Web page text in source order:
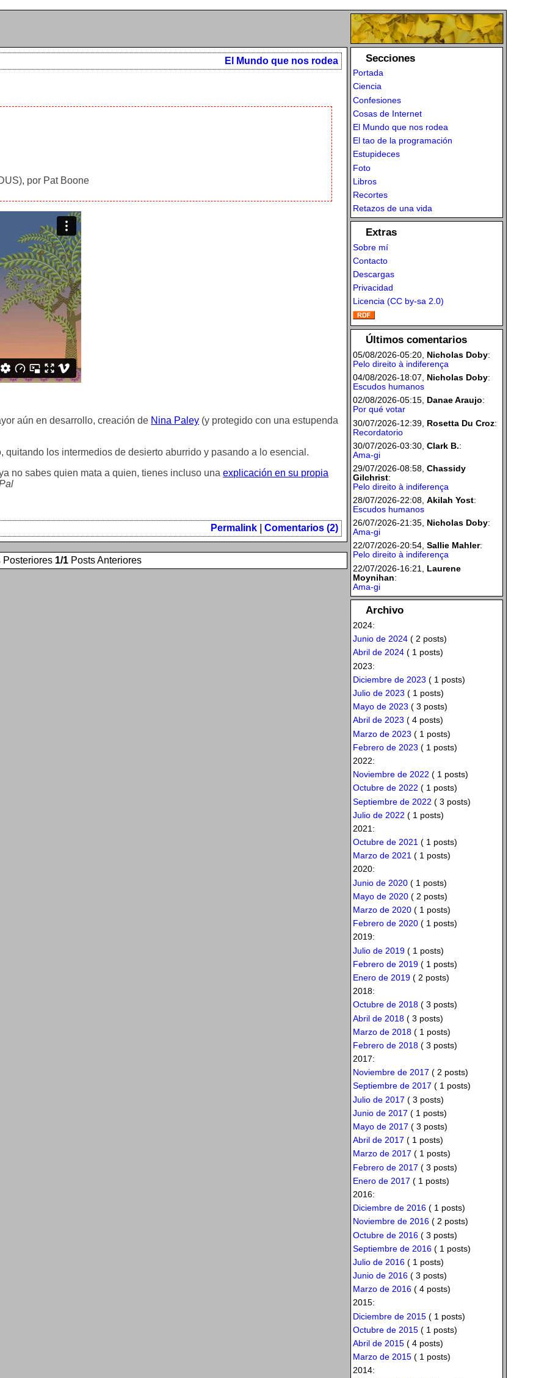
El Mundo que nos rodea
por Pat Boone
aún en desarrollo, creación de Nina Paley (y protegido con una estupenda
quitando los intermedios de desierto aburrido y pasando a lo esencial.
no sabes quien mata a quien, tienes incluso unaexplicación en su propia
Permalink Comentarios (2)
Posteriores 1/1 Posts Anteriores
Secciones
Portada
Ciencia
Confesiones
Cosas de Internet
El Mundo que nos rodea
El tao de la programación
Estupideces
Foto
Libros
Recortes
Retazos de una vida
Extras
Sobre mí
Contacto
Descargas
Privacidad
Licencia (CC by-sa 2.0)
Últimos comentarios
05/08/2026-05:20, Nicholas Doby:
Pelo direito à indiferença
04/08/2026-18:07, Nicholas Doby:
Escudos humanos
02/08/2026-05:15, Danae Araujo:
Por qué votar
30/07/2026-12:39, Rosetta Du Croz:
Recordatorio
30/07/2026-03:30, Clark B.:
Ama-gi
29/07/2026-08:58, Chassidy
Gilchrist:
Pelo direito à indiferença
28/07/2026-22:08, Akilah Yost:
Escudos humanos
26/07/2026-21:35, Nicholas Doby:
Ama-gi
22/07/2026-20:54, Sallie Mahler:
Pelo direito à indiferença
22/07/2026-16:21, Laurene
Moynihan:
Ama-gi
Archivo
2024:
Junio de 2024( 2 posts)
Abril de 2024( 1 posts)
2023:
Diciembre de 2023 ( 1 posts)
Julio de 2023 ( 1 posts)
Mayo de 2023 ( 3 posts)
Abril de 2023 ( 4 posts)
Marzo de 2023 ( 1 posts)
Febrero de 2023 ( 1 posts)
2022:
Noviembre de 2022 ( 1 posts)
Octubre de 2022 ( 1 posts)
Septiembre de 2022 ( 3 posts)
Julio de 2022 ( 1 posts)
2021:
Octubre de 2021 ( 1 posts)
Marzo de 2021( 1 posts)
2020:
Junio de 2020( 1 posts)
Mayo de 2020( 2 posts)
Marzo de 2020( 1 posts)
Febrero de 2020( 1 posts)
2019:
Julio de 2019( 1 posts)
Febrero de 2019( 1 posts)
Enero de 2019( 2 posts)
2018:
Octubre de 2018( 3 posts)
Abril de 2018( 3 posts)
Marzo de 2018( 1 posts)
Febrero de 2018( 3 posts)
2017:
Noviembre de 2017 ( 2 posts)
Septiembre de 2017 ( 1 posts)
Julio de 2017 ( 3 posts)
Junio de 2017 ( 1 posts)
Mayo de 2017 ( 3 posts)
Abril de 2017 ( 1 posts)
Marzo de 2017 ( 1 posts)
Febrero de 2017 ( 3 posts)
Enero de 2017 ( 1 posts)
2016:
Diciembre de 2016( 1 posts)
Noviembre de 2016( 2 posts)
Octubre de 2016( 3 posts)
Septiembre de 2016( 1 posts)
Julio de 2016( 1 posts)
Junio de 2016( 3 posts)
Marzo de 2016( 4 posts)
2015:
Diciembre de 2015( 1 posts)
Octubre de 2015( 1 posts)
Abril de 2015( 4 posts)
Marzo de 2015( 1 posts)
2014: